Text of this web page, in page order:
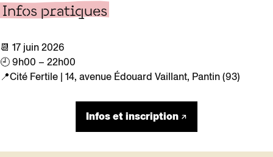
Infos pratiques
📆 17 juin 2026
🕘 9h00 – 22h00
📍Cité Fertile | 14, avenue Édouard Vaillant, Pantin (93)
Infos et inscription